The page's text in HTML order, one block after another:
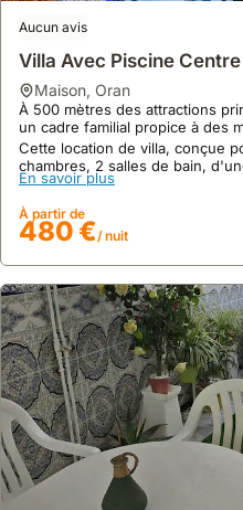
10 1 avis
Villa Familiale - Canastel
maison,Oran
À proximité des commodités et
déplacements.
Cette location de villa de 3
et dispose d'une connexion
piscine et d'un jardin, offrant
En savoir plus
À partir de
143 €/ nuit
Aucun avis
Villa Avec Piscine
maison, Oran
À 500 mètres des attractions
un cadre familial propice à des
Cette location de villa, conçue
chambres, 2 salles de bain,
climatisation et d'une piscine
En savoir plus
À partir de
480 €/ nuit